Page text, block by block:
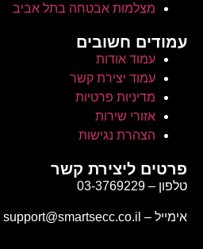
מצלמות אבטחה בתל אביב
עמודים חשובים
עמוד אודות
עמוד יצירת קשר
מדיניות פרטיות
אזורי שירות
הצהרת נגישות
פרטים ליצירת קשר
טלפון – 03-3769229
אימייל – support@smartsecc.co.il